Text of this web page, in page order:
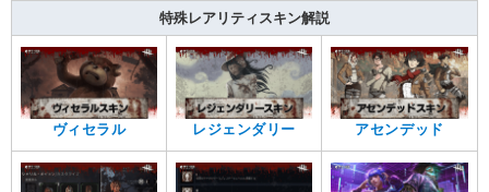
特殊レアリティスキン解説
ヴィセラル レジェンダリー アセンデッド